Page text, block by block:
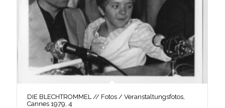
DIE BLECHTROMMEL // Fotos / Veranstaltungsfotos,
Cannes 1979, 4